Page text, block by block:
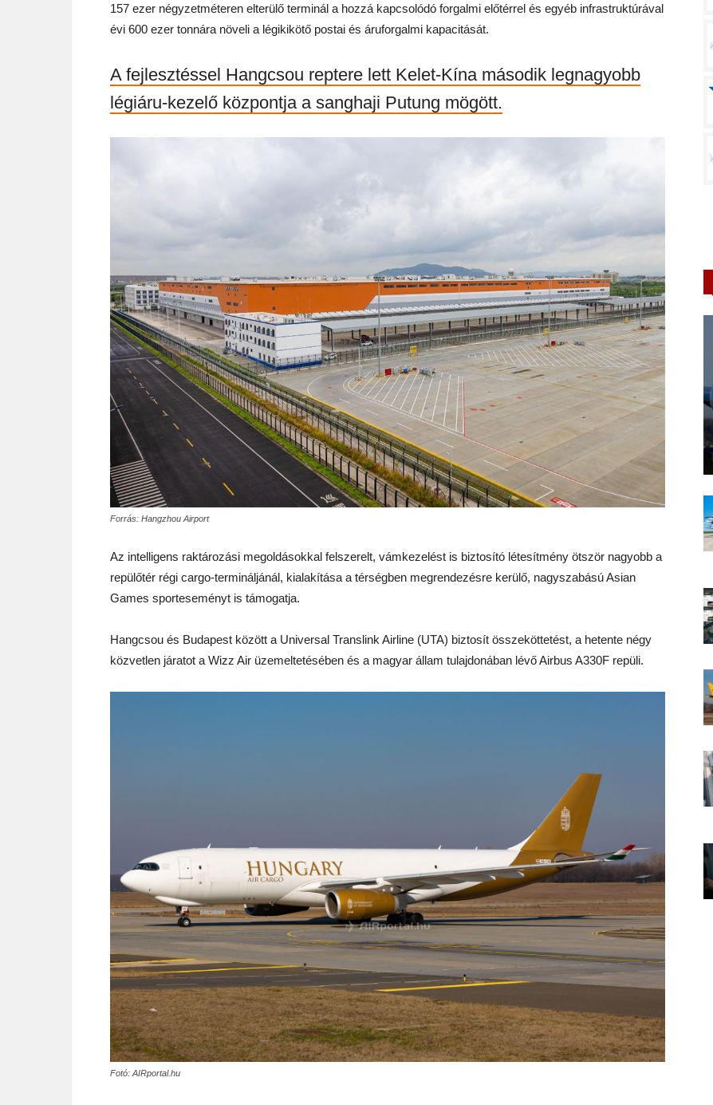
157 ezer négyzetméteren elterülő terminál a hozzá kapcsolódó forgalmi előtérrel és egyéb infrastruktúrával
évi 600 ezer tonnára növeli a légikikötő postai és áruforgalmi kapacitását.
A fejlesztéssel Hangcsou reptere lett Kelet-Kína második legnagyobb
légiáru-kezelő központja a sanghaji Putung mögött.
Forrás: Hangzhou Airport
Az intelligens raktározási megoldásokkal felszerelt, vámkezelést is biztosító létesítmény ötször nagyobb a
repülőtér régi cargo-termináljánál, kialakítása a térségben megrendezésre kerülő, nagyszabású Asian
Games sporteseményt is támogatja.
Hangcsou és Budapest között a Universal Translink Airline (UTA) biztosít összeköttetést, a hetente négy
közvetlen járatot a Wizz Air üzemeltetésében és a magyar állam tulajdonában lévő Airbus A330F repüli.
Fotó: AIRportal.hu